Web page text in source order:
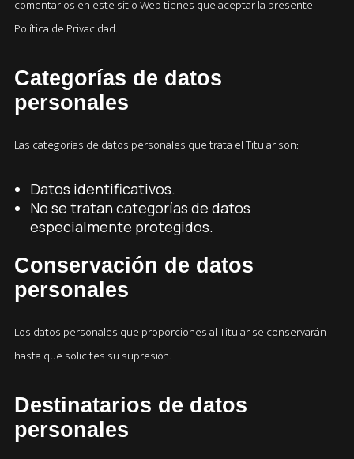
comentarios en este sitio Web tienes que aceptar la presente
Política de Privacidad.
Categorías de datos
personales
Las categorías de datos personales que trata el Titular son:
Datos identificativos.
No se tratan categorías de datos
especialmente protegidos.
Conservación de datos
personales
Los datos personales que proporciones al Titular se conservarán
hasta que solicites su supresión.
Destinatarios de datos
personales